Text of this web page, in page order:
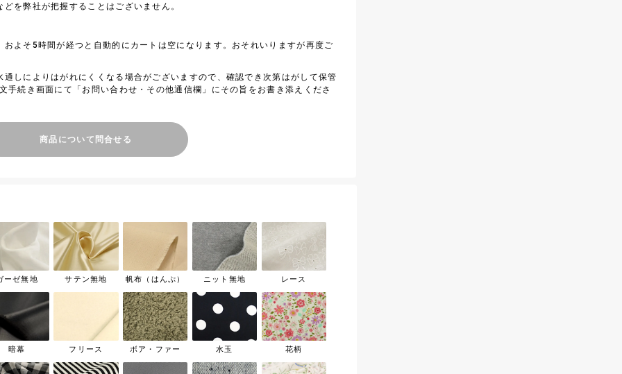
を弊社が把握することはございません。
よそ5時間が経つと自動的にカートは空になります。おそれいりますが再度ご
しによりはがれにくくなる場合がございますので、確認でき次第はがして保管
手続き画面にて「お問い合わせ・その他通信欄」にその旨をお書き添えくださ
商品について問合せる
ーゼ無地 サテン無地 帆布（はんぷ） ニット無地 レース
暗幕 フリース ボア・ファー 水玉 花柄